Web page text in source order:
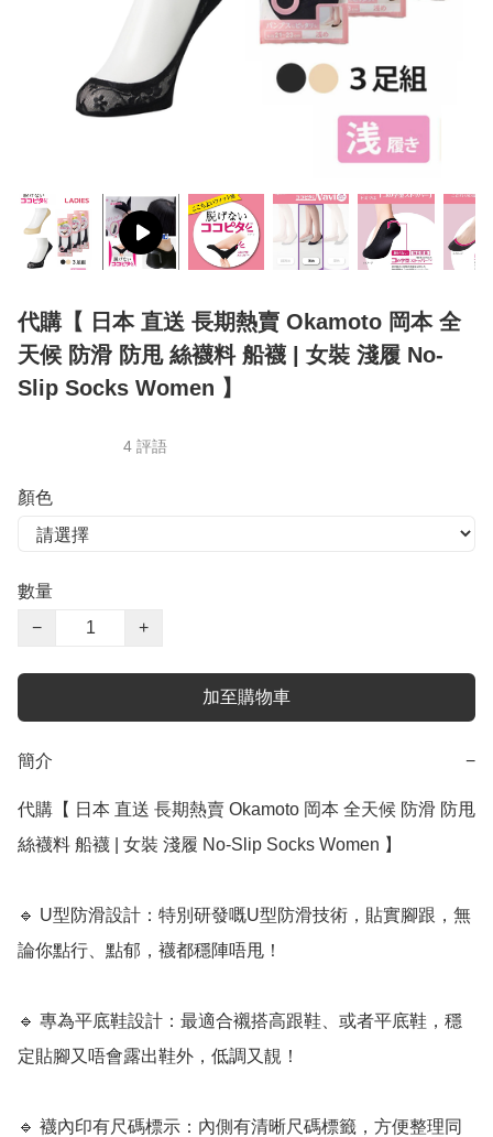
代購【 日本 直送 長期熱賣 Okamoto 岡本 全
天候 防滑 防甩 絲襪料 船襪 | 女裝 淺履 No-
Slip Socks Women 】
4 評語
顏色
數量
−
+
加至購物車
簡介 −
代購【 日本 直送 長期熱賣 Okamoto 岡本 全天候 防滑 防甩
絲襪料 船襪 | 女裝 淺履 No-Slip Socks Women 】
🔹 U型防滑設計：特別研發嘅U型防滑技術，貼實腳跟，無
論你點行、點郁，襪都穩陣唔甩！
🔹 專為平底鞋設計：最適合襯搭高跟鞋、或者平底鞋，穩
定貼腳又唔會露出鞋外，低調又靚！
🔹 襪內印有尺碼標示：內側有清晰尺碼標籤，方便整理同